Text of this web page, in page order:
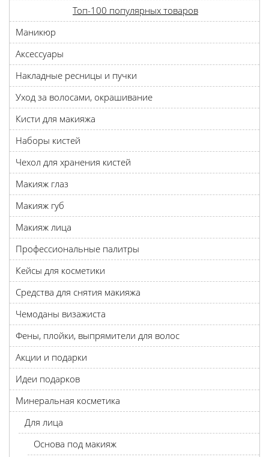
Топ-100 популярных товаров
Маникюр
Аксессуары
Накладные ресницы и пучки
Уход за волосами, окрашивание
Кисти для макияжа
Наборы кистей
Чехол для хранения кистей
Макияж глаз
Макияж губ
Макияж лица
Профессиональные палитры
Кейсы для косметики
Средства для снятия макияжа
Чемоданы визажиста
Фены, плойки, выпрямители для волос
Акции и подарки
Идеи подарков
Минеральная косметика
Для лица
Основа под макияж